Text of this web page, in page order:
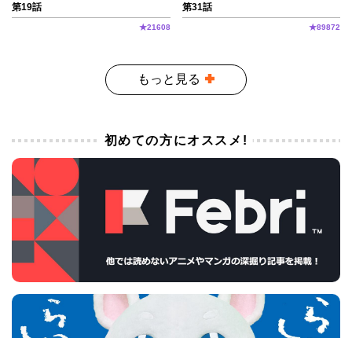
第19話
★21608
第31話
★89872
もっと見る
初めての方にオススメ!